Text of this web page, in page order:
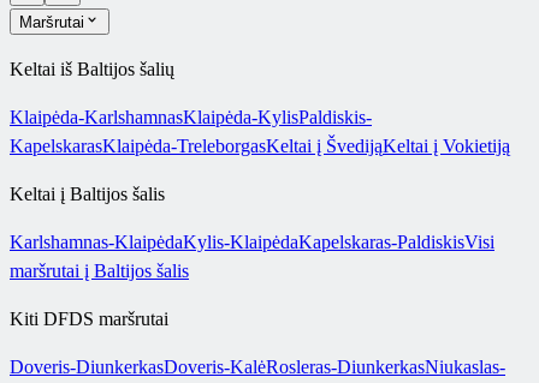
Maršrutai
Keltai iš Baltijos šalių
Klaipėda-KarlshamnasKlaipėda-KylisPaldiskis-
KapelskarasKlaipėda-TreleborgasKeltai į ŠvedijąKeltai į Vokietiją
Keltai į Baltijos šalis
Karlshamnas-KlaipėdaKylis-KlaipėdaKapelskaras-PaldiskisVisi
maršrutai į Baltijos šalis
Kiti DFDS maršrutai
Doveris-DiunkerkasDoveris-KalėRosleras-DiunkerkasNiukaslas-